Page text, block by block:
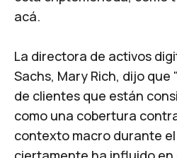
acá.
La directora de activos
Sachs, Mary Rich, dijo
de clientes que están
como una cobertura
contexto macro durante